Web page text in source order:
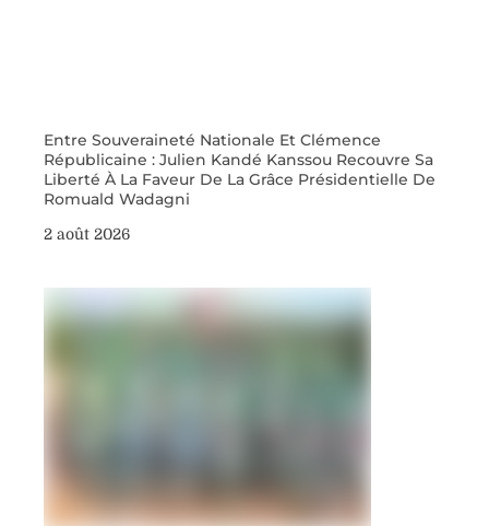
Entre Souveraineté Nationale Et Clémence
Républicaine : Julien Kandé Kanssou Recouvre Sa
Liberté À La Faveur De La Grâce Présidentielle De
Romuald Wadagni
2 août 2026